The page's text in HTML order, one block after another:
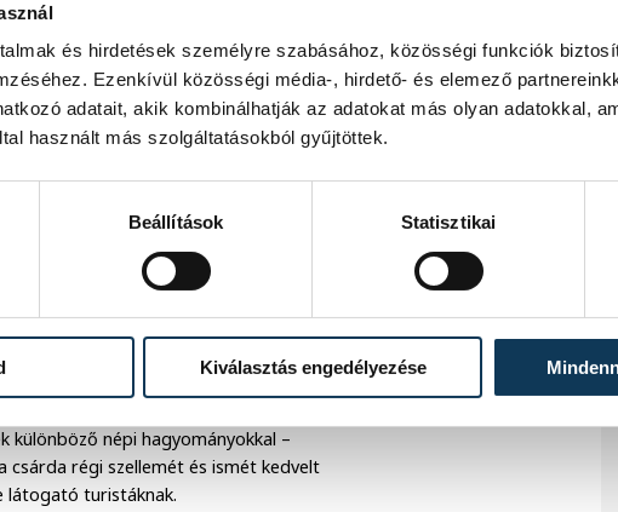
és hirdetések személyre szabásához, közösségi funkciók
Ezenkívül közösségi média-, hirdető- és elemező
adatait, akik kombinálhatják az adatokat más olyan adatokkal,
használt más szolgáltatásokból gyűjtöttek.
Beállítások Statisztikai
Kiválasztás engedélyezése
be a fejlesztést, ami megfogalmazása
amellett, hogy Veszprémben
élményközpont, ezzel párhuzamosan a
a Kiskuti Csárda esetében látható, régi
különböző népi hagyományokkal –
csárda régi szellemét és ismét kedvelt
látogató turistáknak.